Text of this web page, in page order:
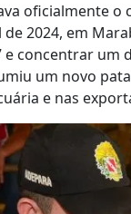
oficialmente
2024, em
concentrar um
um novo
e nas